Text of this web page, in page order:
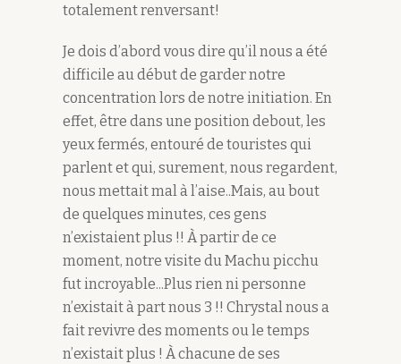
totalement renversant!
Je dois d’abord vous dire qu’il nous a été
difficile au début de garder notre
concentration lors de notre initiation. En
effet, être dans une position debout, les
yeux fermés, entouré de touristes qui
parlent et qui, surement, nous regardent,
nous mettait mal à l’aise..Mais, au bout
de quelques minutes, ces gens
n’existaient plus !! À partir de ce
moment, notre visite du Machu picchu
fut incroyable...Plus rien ni personne
n’existait à part nous 3 !! Chrystal nous a
fait revivre des moments ou le temps
n’existait plus ! À chacune de ses